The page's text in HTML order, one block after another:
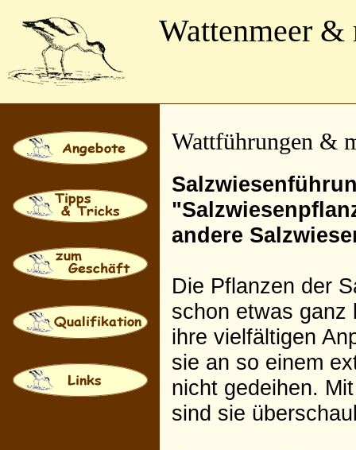
Wattenmeer &
Wattführungen &
andere
Die Pflanzen der
schon etwas ganz
ihre vielfältigen
sie an so einem
nicht gedeihen.
sind sie